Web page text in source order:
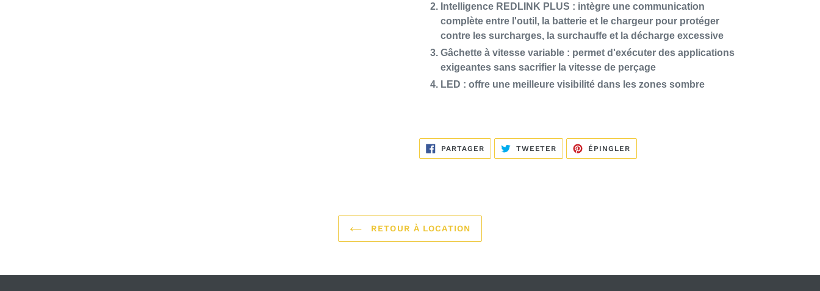
Intelligence REDLINK PLUS : intègre une communication
complète entre l'outil, la batterie et le chargeur pour protéger
contre les surcharges, la surchauffe et la décharge excessive
Gâchette à vitesse variable : permet d'exécuter des applications
exigeantes sans sacrifier la vitesse de perçage
LED : offre une meilleure visibilité dans les zones sombre
PARTAGERPARTAGER
FACEBOOK
TWEETER TWEETER
TWITTER
ÉPINGLER
PINTEREST
RETOUR À LOCATION